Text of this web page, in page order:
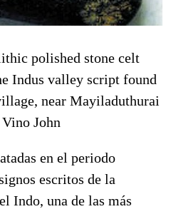
polished stone celt
Indus valley script found
near Mayiladuthurai
John
en el periodo
escritos de la
Indo, una de las más